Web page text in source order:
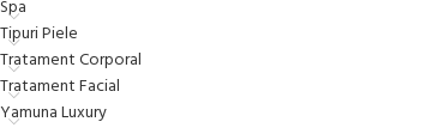
Spa
Tipuri Piele
Tratament Corporal
Tratament Facial
Yamuna Luxury